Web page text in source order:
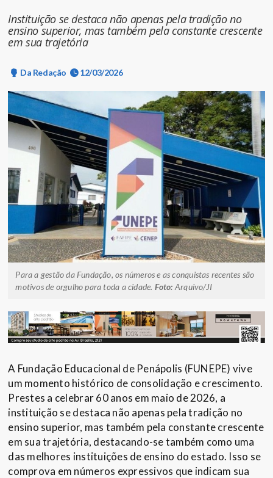
Instituição se destaca não apenas pela tradição no
ensino superior, mas também pela constante crescente
em sua trajetória
Da Redação 12/03/2026
Para a gestão da Fundação, os números e as conquistas recentes são
motivos de orgulho para toda a cidade. Foto: Arquivo/JI
A Fundação Educacional de Penápolis (FUNEPE) vive
um momento histórico de consolidação e crescimento.
Prestes a celebrar 60 anos em maio de 2026, a
instituição se destaca não apenas pela tradição no
ensino superior, mas também pela constante crescente
em sua trajetória, destacando-se também como uma
das melhores instituições de ensino do estado. Isso se
comprova em números expressivos que indicam sua